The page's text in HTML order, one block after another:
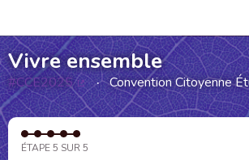
Vivre ensemble
#CCE2025
(Lien externe)
Convention Citoyenne
ÉTAPE 5 SUR 5